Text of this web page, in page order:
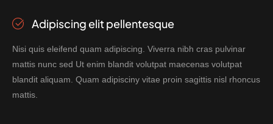
Adipiscing elit pellentesque
Nisi quis eleifend quam adipiscing. Viverra nibh cras pulvinar
mattis nunc sed Ut enim blandit volutpat maecenas volutpat
blandit aliquam. Quam adipisciny vitae proin sagittis nisl rhoncus
mattis.